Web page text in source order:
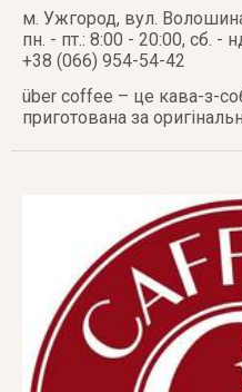
м. Ужгород, вул.
пн. - пт.: 8:00 - 20:00, сб. -
+38 (066) 954-54-42
über coffee – це кава-з-
приготована за